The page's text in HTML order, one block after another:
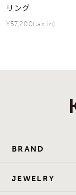
リング
¥57,200(tax in)
BRAND
JEWELRY